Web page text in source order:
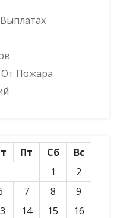
Пожара
Пт Сб
Вс
1
2
7 8
9
14 15
16